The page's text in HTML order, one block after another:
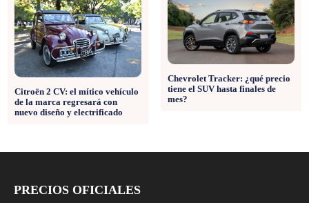
Citroën 2 CV: el mítico vehículo
de la marca regresará con
nuevo diseño y electrificado
Chevrolet Tracker: ¿qué precio
tiene el SUV hasta finales de
mes?
PRECIOS OFICIALES